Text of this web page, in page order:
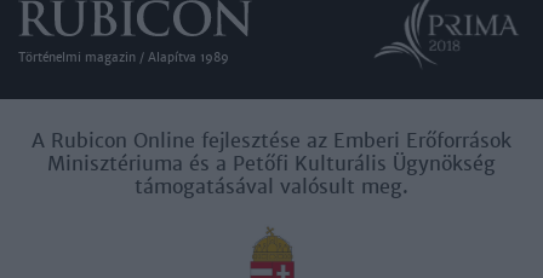
Történelmi magazin / Alapítva 1989
A Rubicon Online fejlesztése az Emberi Erőforrások
Minisztériuma és a Petőfi Kulturális Ügynökség
támogatásával valósult meg.